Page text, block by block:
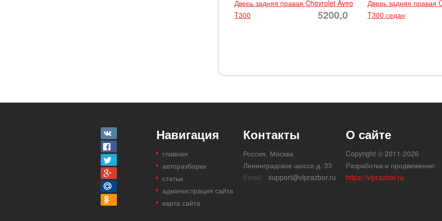
Дверь задняя правая Chevrolet Aveo
T300
5200,0
Дверь задняя правая
T300 седан
Навигация
главная
авторазборки
статьи
администрация сайта
карта сайта
Контакты
Россия, Москва
Ленинградское шоссе д. 33
Email:
support@viprazbor.ru
О сайте
Copyright © 2011-2026
Разработка и продвижение:
https://viprazbor.ru